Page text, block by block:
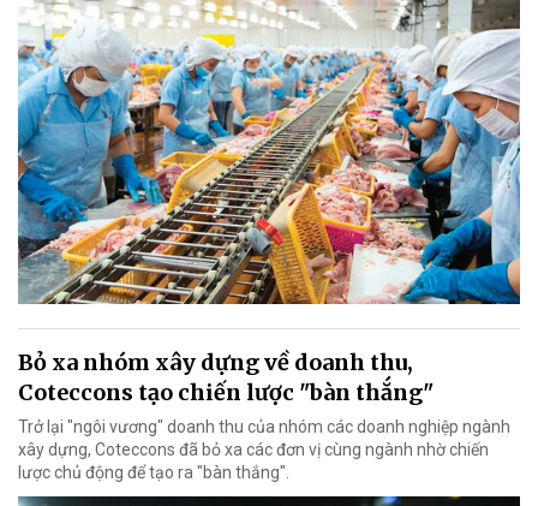
Bỏ xa nhóm xây dựng về doanh thu,
Coteccons tạo chiến lược "bàn thắng"
Trở lại "ngôi vương" doanh thu của nhóm các doanh nghiệp ngành
xây dựng, Coteccons đã bỏ xa các đơn vị cùng ngành nhờ chiến
lược chủ động để tạo ra "bàn thắng".